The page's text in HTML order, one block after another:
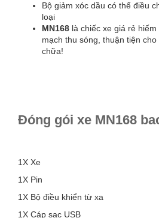
Bộ giảm xóc dầu có thể điều
loại
MN168 là chiếc xe giá rẻ
mạch thu sóng, thuận tiện
chữa!
Đóng gói xe MN168
1X Xe
1X Pin
1X Bộ điều khiển từ xa
1X Cáp sạc USB